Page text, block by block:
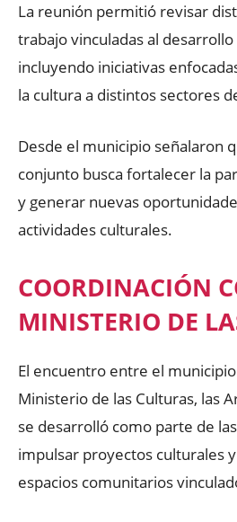
La reunión permitió revisar
trabajo vinculadas al
incluyendo iniciativas
la cultura a distintos sectores
Desde el municipio señalaron
conjunto busca fortalecer la
y generar nuevas
actividades culturales.
COORDINACIÓN
MINISTERIO DE
El encuentro entre el municipio
Ministerio de las Culturas, las
se desarrolló como parte de
impulsar proyectos culturales
espacios comunitarios